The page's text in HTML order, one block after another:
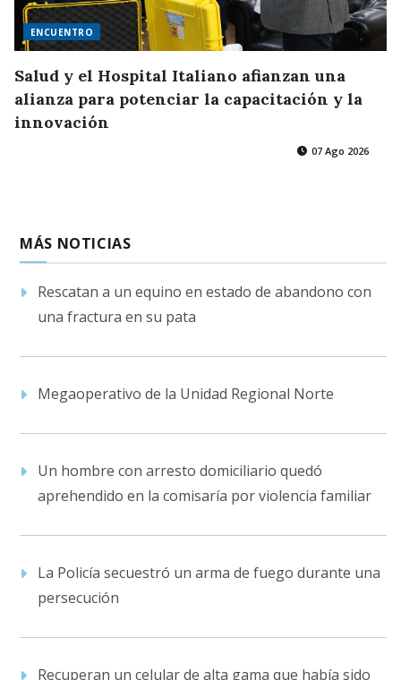
ENCUENTRO
Salud y el Hospital Italiano afianzan una
alianza para potenciar la capacitación y la
innovación
07 Ago 2026
MÁS NOTICIAS
Rescatan a un equino en estado de abandono con
una fractura en su pata
Megaoperativo de la Unidad Regional Norte
Un hombre con arresto domiciliario quedó
aprehendido en la comisaría por violencia familiar
La Policía secuestró un arma de fuego durante una
persecución
Recuperan un celular de alta gama que había sido